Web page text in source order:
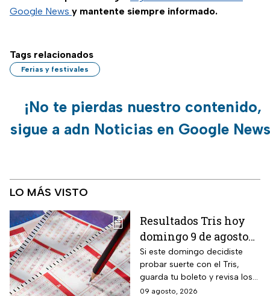
Google News y mantente siempre informado.
Tags relacionados
Ferias y festivales
¡No te pierdas nuestro contenido,
sigue a adn Noticias en Google
LO MÁS VISTO
Resultados Tris hoy
domingo 9 de agosto
2026: consulta los
números ganadores
de la Lotería Nacional
Si este domingo decidiste
probar suerte con el Tris,
guarda tu boleto y revisa los
resultados conforme avance
09 agosto, 2026